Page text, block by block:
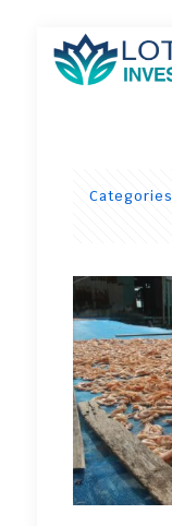
Categories